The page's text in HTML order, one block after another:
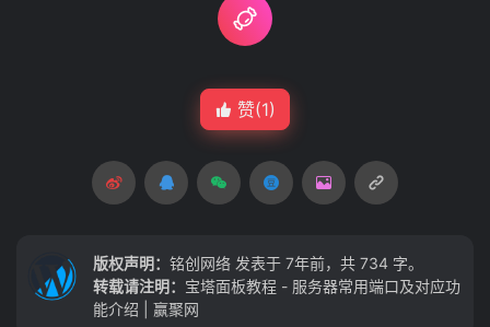
赞(1)
版权声明： 铭创网络 发表于 7年前，共 734 字。
转载请注明： 宝塔面板教程 - 服务器常用端口及对应功
能介绍 | 赢聚网